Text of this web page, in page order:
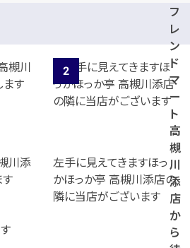
フ
レ
ン
ド
マ
ー
ト
高
槻
川
添
店
か
ら
川添
左手に見えてきますほっ
かほっか亭 高槻川添店の
隣に当店がございます